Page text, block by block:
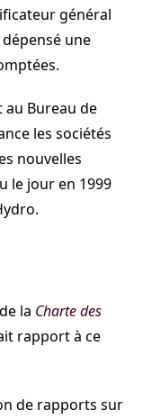
général
une
Bureau de
les sociétés
nouvelles
le jour en 1999
la Charte des
rapport à ce
de rapports sur